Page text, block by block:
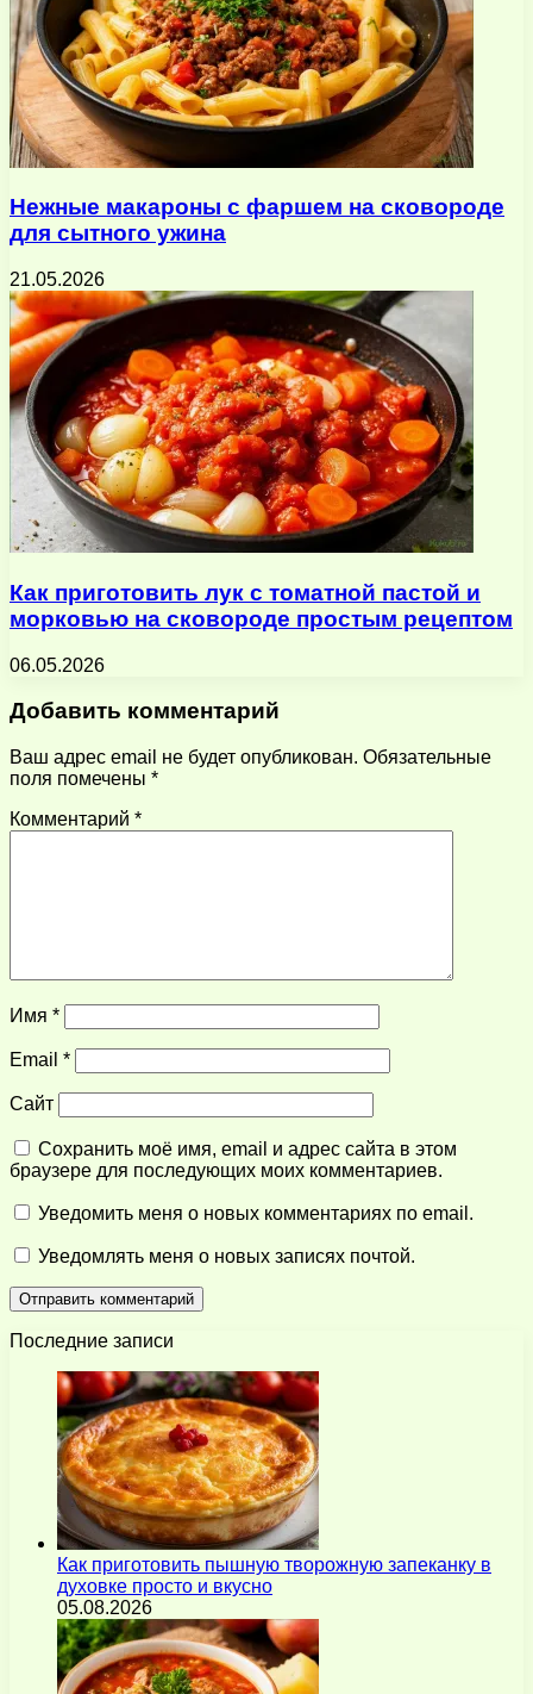
Нежные макароны с фаршем на сковороде
для сытного ужина
21.05.2026
Как приготовить лук с томатной пастой и
морковью на сковороде простым рецептом
06.05.2026
Добавить комментарий
Ваш адрес email не будет опубликован. Обязательные
поля помечены *
Комментарий *
Имя *
Email *
Сайт
Сохранить моё имя, email и адрес сайта в этом
браузере для последующих моих комментариев.
Уведомить меня о новых комментариях по email.
Уведомлять меня о новых записях почтой.
Последние записи
Как приготовить пышную творожную запеканку в
духовке просто и вкусно
05.08.2026